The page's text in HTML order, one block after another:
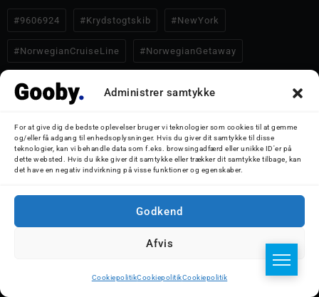
Administrer samtykke
For at give dig de bedste oplevelser bruger vi teknologier som cookies til at gemme
og/eller få adgang til enhedsoplysninger. Hvis du giver dit samtykke til disse
teknologier, kan vi behandle data som f.eks. browsingadfærd eller unikke ID'er på
dette websted. Hvis du ikke giver dit samtykke eller trækker dit samtykke tilbage, kan
det have en negativ indvirkning på visse funktioner og egenskaber.
Godkend
Afvis
CookiepolitikCookiepolitikCookiepolitik
#9606924 #Krydstogtskib #NewYork
#NorwegianCruiseLine #NorwegianGetaway
Del artikel